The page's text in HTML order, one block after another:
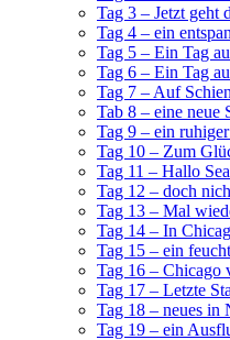
Tag 3 – Jetzt geht
Tag 4 – ein
Tag 5 – Ein Tag
Tag 6 – Ein Tag
Tag 7 – Auf
Tab 8 – eine neue
Tag 9 – ein
Tag 10 – Zum
Tag 11 – Hallo
Tag 12 – doch
Tag 13 – Mal
Tag 14 – In
Tag 15 – ein
Tag 16 – Chicago
Tag 17 – Letzte
Tag 18 – neues in
Tag 19 – ein